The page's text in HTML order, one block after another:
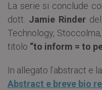
La serie si conclude
dott. Jamie Rinder
Technology,
titolo “to inform = to
In allegato l’abstract e
Abstract e breve bio